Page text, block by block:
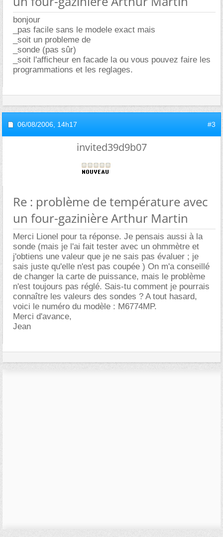
bonjour
_pas facile sans le modele exact mais
_soit un probleme de
_sonde (pas sûr)
_soit l'afficheur en facade la ou vous pouvez faire les
programmations et les reglages.
06/08/2006, 14h17 #3
invited39d9b07
Re : problème de température avec
un four-gazinière Arthur Martin
Merci Lionel pour ta réponse. Je pensais aussi à la
sonde (mais je l'ai fait tester avec un ohmmètre et
j'obtiens une valeur que je ne sais pas évaluer ; je
sais juste qu'elle n'est pas coupée ) On m'a conseillé
de changer la carte de puissance, mais le problème
n'est toujours pas réglé. Sais-tu comment je pourrais
connaître les valeurs des sondes ? A tout hasard,
voici le numéro du modèle : M6774MP.
Merci d'avance,
Jean